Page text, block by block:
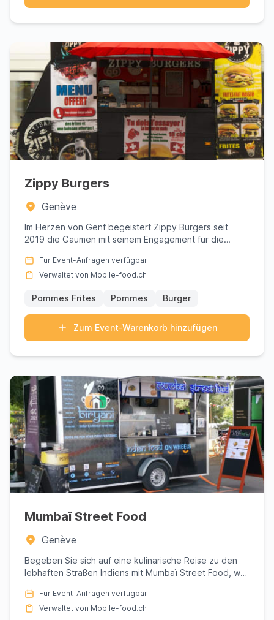
Zippy Burgers
Genève
Im Herzen von Genf begeistert Zippy Burgers seit
2019 die Gaumen mit seinem Engagement für die
Für Event-Anfragen verfügbar
Verwaltet von Mobile-food.ch
Pommes Frites Pommes Burger
Zum Event-Warenkorb hinzufügen
Mumbaï Street Food
Genève
Begeben Sie sich auf eine kulinarische Reise zu den
lebhaften Straßen Indiens mit Mumbaï Street Food, wo
Für Event-Anfragen verfügbar
Verwaltet von Mobile-food.ch